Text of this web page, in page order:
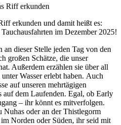
erkunden und damit heißt es:
im Dezember 2025!
an dieser Stelle jeden Tag von den
großen Schätze, die unser
Außerdem erzählen sie über all
Wasser erlebt haben. Auch
auf unseren mehrtägigen
auf dem Laufenden. Egal, ob Early
– ihr könnt es mitverfolgen.
oder an der Thistlegorm
Norden oder Süden, ihr seid mit